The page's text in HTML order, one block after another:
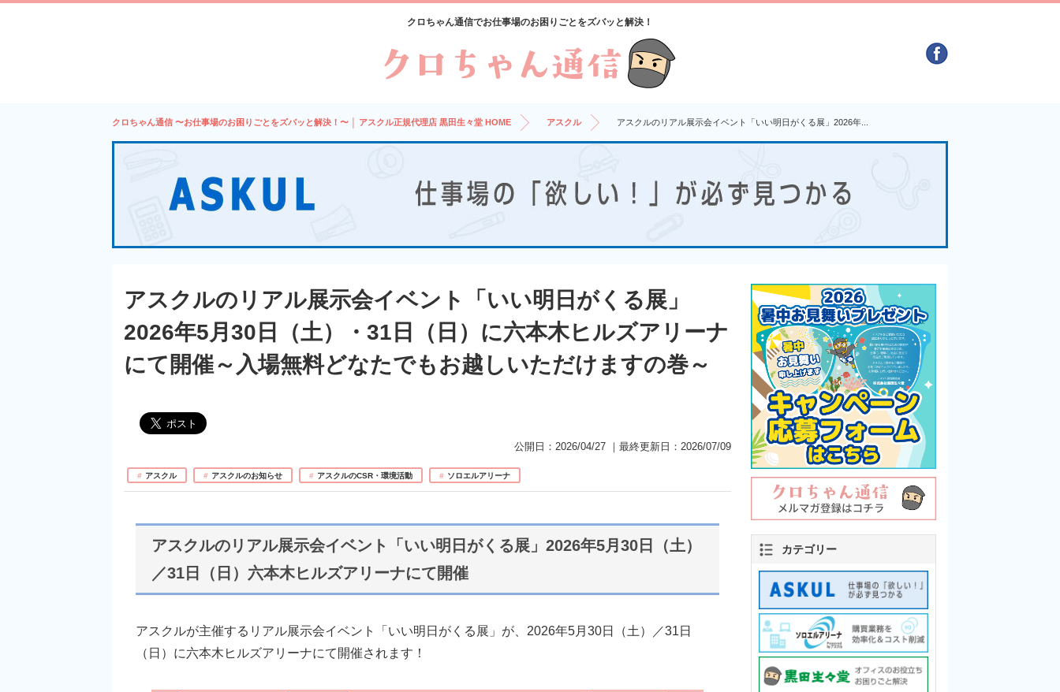
クロちゃん通信でお仕事場のお困りごとをズバッと解決！
クロちゃん通信 〜お仕事場のお困りごとをズバッと解決！〜 │ アスクル正規代理店 黒田生々堂 HOME アスクル アスクルのリアル展示会イベント「いい明日がくる展」2026年
アスクルのリアル展示会イベント「いい明日がくる展」
2026年5月30日（土）・31日（日）に六本木ヒルズアリーナ
にて開催～入場無料どなたでもお越しいただけますの巻～
公開日： 2026/04/27 ｜最終更新日： 2026/07/09
アスクル アスクルのお知らせ アスクルのCSR・環境活動 ソロエルアリーナ
アスクルのリアル展示会イベント「いい明日がくる展」2026年5月30日（土）
／31日（日）六本木ヒルズアリーナにて開催
アスクルが主催するリアル展示会イベント「いい明日がくる展」が、2026年5月30日（土）／31日
（日）に六本木ヒルズアリーナにて開催されます！
カテゴリー